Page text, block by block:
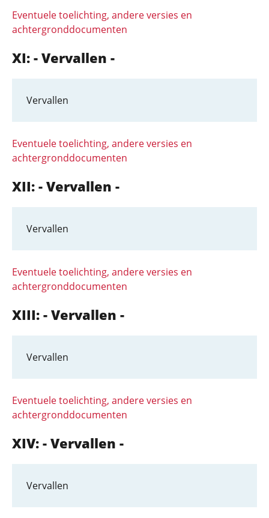
Eventuele toelichting, andere versies en
achtergronddocumenten
XI: - Vervallen -
Vervallen
Eventuele toelichting, andere versies en
achtergronddocumenten
XII: - Vervallen -
Vervallen
Eventuele toelichting, andere versies en
achtergronddocumenten
XIII: - Vervallen -
Vervallen
Eventuele toelichting, andere versies en
achtergronddocumenten
XIV: - Vervallen -
Vervallen